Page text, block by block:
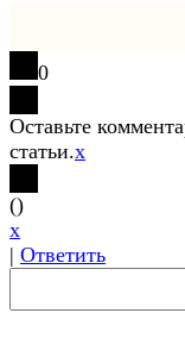
0
Оставьте
статьи.x
()
x
| Ответить